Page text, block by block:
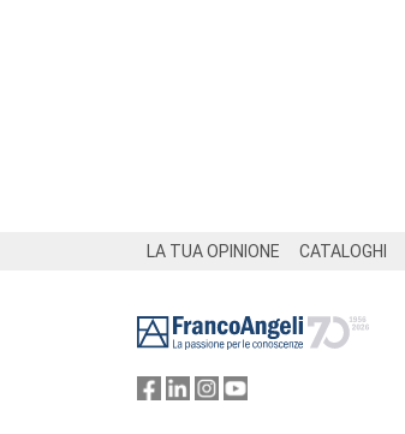
LA TUA OPINIONE CATALOGHI